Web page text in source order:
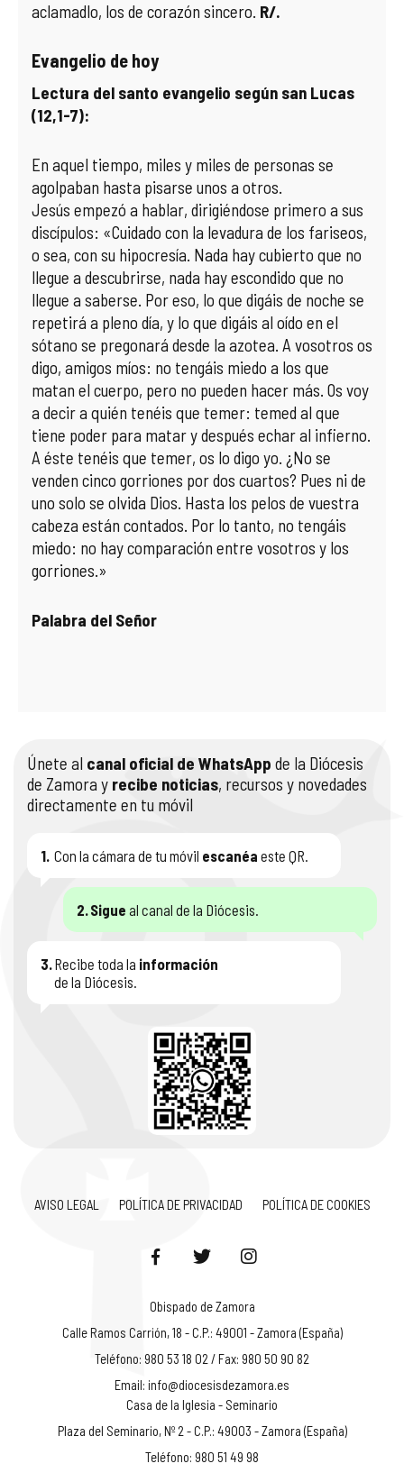
aclamadlo, los de corazón sincero. R/.
Evangelio de hoy
Lectura del santo evangelio según san Lucas
(12,1-7):
En aquel tiempo, miles y miles de personas se
agolpaban hasta pisarse unos a otros.
Jesús empezó a hablar, dirigiéndose primero a sus
discípulos: «Cuidado con la levadura de los fariseos,
o sea, con su hipocresía. Nada hay cubierto que no
llegue a descubrirse, nada hay escondido que no
llegue a saberse. Por eso, lo que digáis de noche se
repetirá a pleno día, y lo que digáis al oído en el
sótano se pregonará desde la azotea. A vosotros os
digo, amigos míos: no tengáis miedo a los que
matan el cuerpo, pero no pueden hacer más. Os voy
a decir a quién tenéis que temer: temed al que
tiene poder para matar y después echar al infierno.
A éste tenéis que temer, os lo digo yo. ¿No se
venden cinco gorriones por dos cuartos? Pues ni de
uno solo se olvida Dios. Hasta los pelos de vuestra
cabeza están contados. Por lo tanto, no tengáis
miedo: no hay comparación entre vosotros y los
gorriones.»
Palabra del Señor
Únete al canal oficial de WhatsApp de la Diócesis
de Zamora y recibe noticias, recursos y novedades
directamente en tu móvil
1. Con la cámara de tu móvil escanéa este QR.
2.Sigue al canal de la Diócesis.
3.Recibe toda la información
de la Diócesis.
AVISO LEGAL POLÍTICA DE PRIVACIDAD POLÍTICA DE COOKIES
Obispado de Zamora
Calle Ramos Carrión, 18 - C.P.: 49001 - Zamora (España)
Teléfono: 980 53 18 02 / Fax: 980 50 90 82
Email: info@diocesisdezamora.es
Casa de la Iglesia - Seminario
Plaza del Seminario, Nº 2 - C.P.: 49003 - Zamora (España)
Teléfono: 980 51 49 98